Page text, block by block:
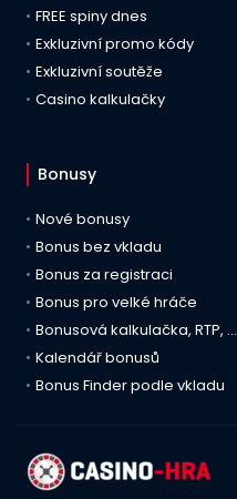
FREE spiny dnes
Exkluzivní promo kódy
Exkluzivní soutěže
Casino kalkulačky
Bonusy
Nové bonusy
Bonus bez vkladu
Bonus za registraci
Bonus pro velké hráče
Bonusová kalkulačka, RTP, …
Kalendář bonusů
Bonus Finder podle vkladu